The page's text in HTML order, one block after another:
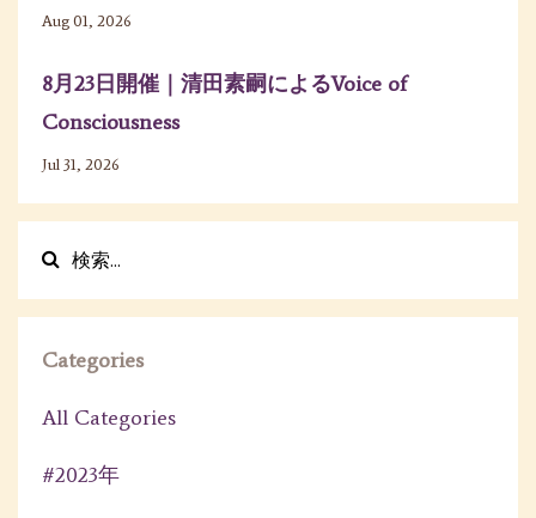
Aug 01, 2026
8月23日開催｜清田素嗣によるVoice of
Consciousness
Jul 31, 2026
Categories
All Categories
#2023年